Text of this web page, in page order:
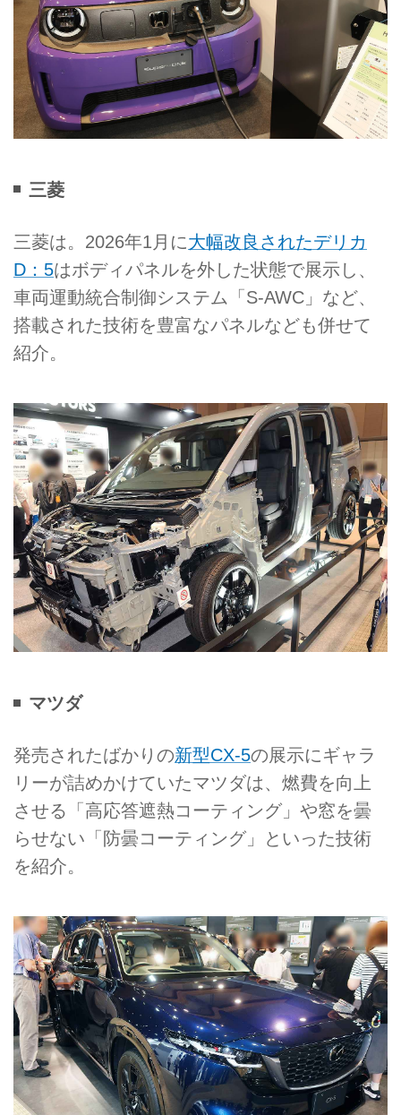
三菱
三菱は。2026年1月に大幅改良されたデリカ
D：5はボディパネルを外した状態で展示し、
車両運動統合制御システム「S-AWC」など、
搭載された技術を豊富なパネルなども併せて
紹介。
マツダ
発売されたばかりの新型CX-5の展示にギャラ
リーが詰めかけていたマツダは、燃費を向上
させる「高応答遮熱コーティング」や窓を曇
らせない「防曇コーティング」といった技術
を紹介。